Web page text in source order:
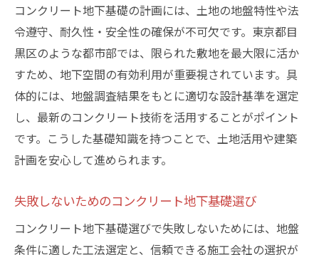
コンクリート地下基礎の計画には、土地の地盤特性や法
令遵守、耐久性・安全性の確保が不可欠です。東京都目
黒区のような都市部では、限られた敷地を最大限に活か
すため、地下空間の有効利用が重要視されています。具
体的には、地盤調査結果をもとに適切な設計基準を選定
し、最新のコンクリート技術を活用することがポイント
です。こうした基礎知識を持つことで、土地活用や建築
計画を安心して進められます。
失敗しないためのコンクリート地下基礎選び
コンクリート地下基礎選びで失敗しないためには、地盤
条件に適した工法選定と、信頼できる施工会社の選択が